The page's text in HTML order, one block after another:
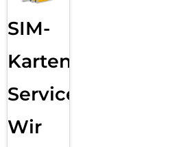
SIM-
Karten
Service:
Wir